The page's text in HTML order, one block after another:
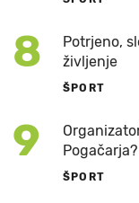
8
Potrjeno,
življenje
ŠPORT
9
Pogačarja?
ŠPORT